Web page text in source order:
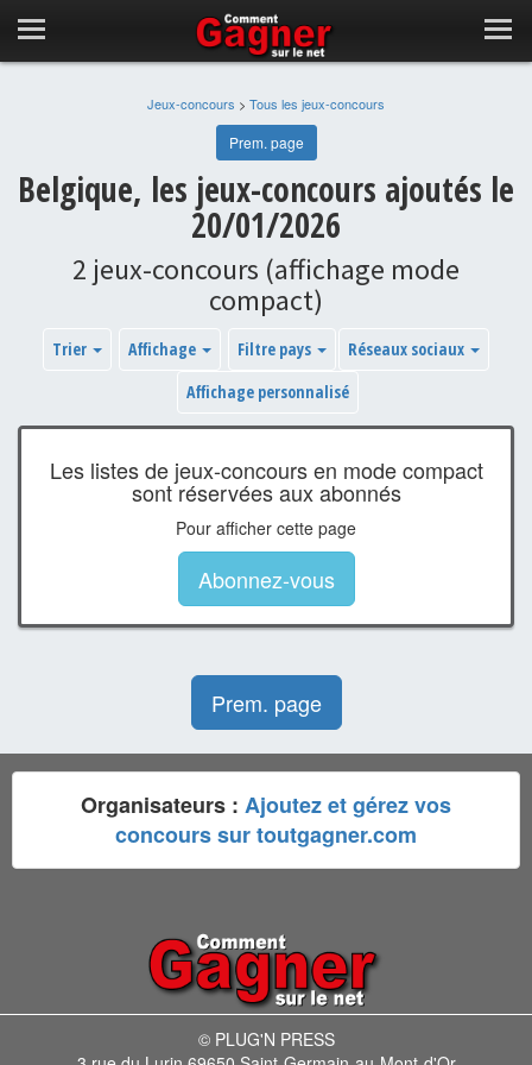
Jeux-concours > Tous les jeux-concours
Prem. page
Belgique, les jeux-concours ajoutés le
20/01/2026
2 jeux-concours (affichage mode
compact)
Trier Affichage Filtre pays
Réseaux sociaux
Affichage personnalisé
Les listes de jeux-concours en mode compact
sont réservées aux abonnés
Pour afficher cette page
Abonnez-vous
Prem. page
Organisateurs : Ajoutez et gérez vos
concours sur toutgagner.com
© PLUG'N PRESS